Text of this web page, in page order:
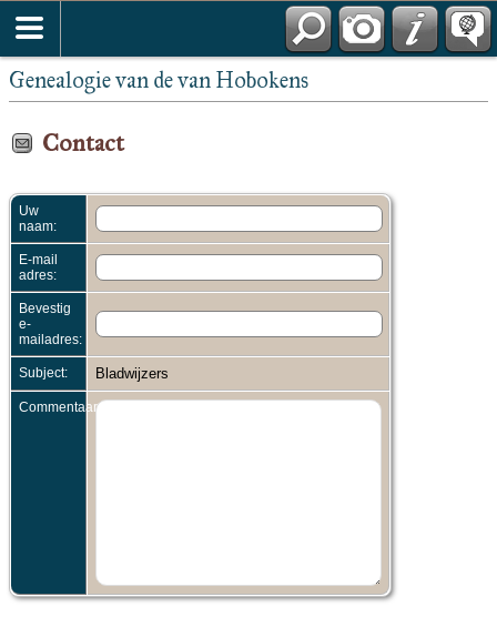
Genealogie van de van Hobokens
Contact
Uw
naam:
E-mail
adres:
Bevestig
e-
mailadres:
Subject: Bladwijzers
Commentaar: